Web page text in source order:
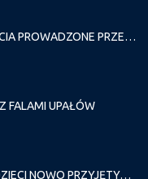
REKRUTACJA UZUPEŁNIAJĄCA NA ZAJĘCIA PROWADZONE PRZEZ PAŁAC MŁODZIEŻY W ROKU SZKOLNYM 2026/2027
FALAMI UPAŁÓW
WAŻNE INFORMACJE DLA RODZICÓW DZIECI NOWO PRZYJĘTYCH GR. I